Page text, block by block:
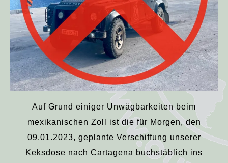
Auf Grund einiger Unwägbarkeiten beim
mexikanischen Zoll ist die für Morgen, den
09.01.2023, geplante Verschiffung unserer
Keksdose nach Cartagena buchstäblich ins